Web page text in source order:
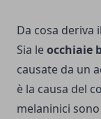
Da cosa deriva
Sia leocchiaie
causate da un
è la causa del
melaninici